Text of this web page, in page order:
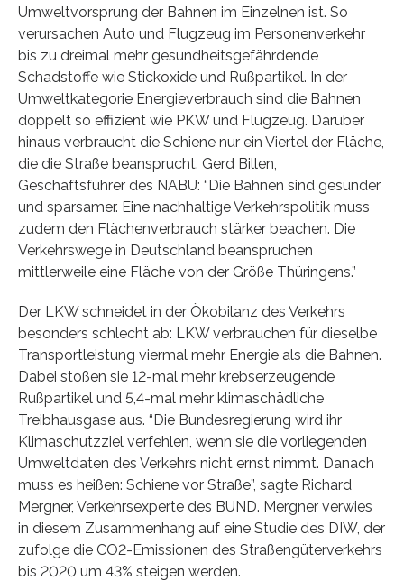
Umweltvorsprung der Bahnen im Einzelnen ist. So
verursachen Auto und Flugzeug im Personenverkehr
bis zu dreimal mehr gesundheitsgefährdende
Schadstoffe wie Stickoxide und Rußpartikel. In der
Umweltkategorie Energieverbrauch sind die Bahnen
doppelt so effizient wie PKW und Flugzeug. Darüber
hinaus verbraucht die Schiene nur ein Viertel der Fläche,
die die Straße beansprucht. Gerd Billen,
Geschäftsführer des NABU: “Die Bahnen sind gesünder
und sparsamer. Eine nachhaltige Verkehrspolitik muss
zudem den Flächenverbrauch stärker beachen. Die
Verkehrswege in Deutschland beanspruchen
mittlerweile eine Fläche von der Größe Thüringens.”
Der LKW schneidet in der Ökobilanz des Verkehrs
besonders schlecht ab: LKW verbrauchen für dieselbe
Transportleistung viermal mehr Energie als die Bahnen.
Dabei stoßen sie 12-mal mehr krebserzeugende
Rußpartikel und 5,4-mal mehr klimaschädliche
Treibhausgase aus. “Die Bundesregierung wird ihr
Klimaschutzziel verfehlen, wenn sie die vorliegenden
Umweltdaten des Verkehrs nicht ernst nimmt. Danach
muss es heißen: Schiene vor Straße”, sagte Richard
Mergner, Verkehrsexperte des BUND. Mergner verwies
in diesem Zusammenhang auf eine Studie des DIW, der
zufolge die CO2-Emissionen des Straßengüterverkehrs
bis 2020 um 43% steigen werden.